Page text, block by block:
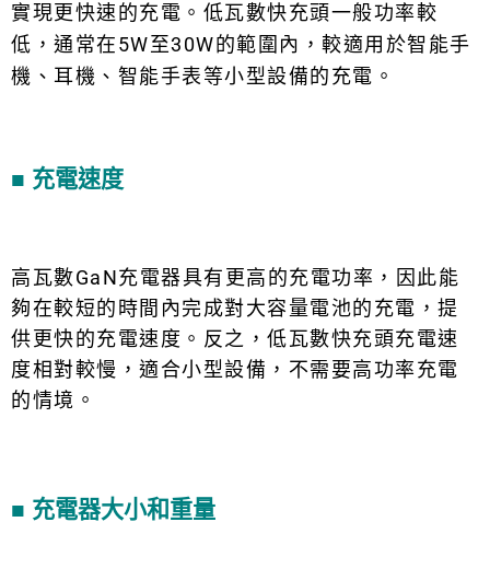
實現更快速的充電。低瓦數快充頭一般功率較
低，通常在5W至30W的範圍內，較適用於智能手
機、耳機、智能手表等小型設備的充電。
■ 充電速度
高瓦數GaN充電器具有更高的充電功率，因此能
夠在較短的時間內完成對大容量電池的充電，提
供更快的充電速度。反之，低瓦數快充頭充電速
度相對較慢，適合小型設備，不需要高功率充電
的情境。
■ 充電器大小和重量